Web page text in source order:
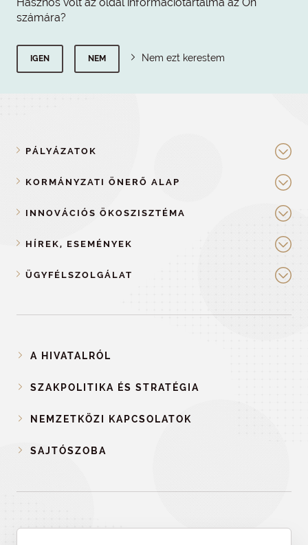
számára?
IGEN NEM Nem ezt kerestem
PÁLYÁZATOK
KORMÁNYZATI ÖNERŐ ALAP
INNOVÁCIÓS ÖKOSZISZTÉMA
HÍREK, ESEMÉNYEK
ÜGYFÉLSZOLGÁLAT
A HIVATALRÓL
SZAKPOLITIKA ÉS STRATÉGIA
NEMZETKÖZI KAPCSOLATOK
SAJTÓSZOBA